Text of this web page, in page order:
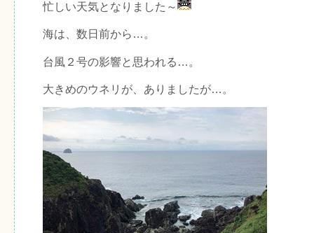
忙しい天気となりました～
海は、数日前から…。
台風２号の影響と思われる…。
大きめのウネリが、ありましたが…。